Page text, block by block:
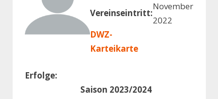
Vereinseintritt:
November
2022
DWZ-
Karteikarte
Erfolge:
Saison 2023/2024